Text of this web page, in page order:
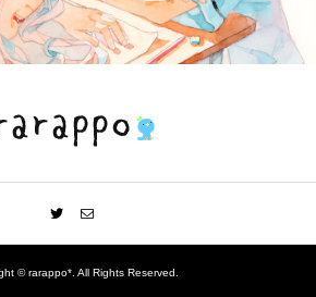
©rarappo*. All Rights Reserved.